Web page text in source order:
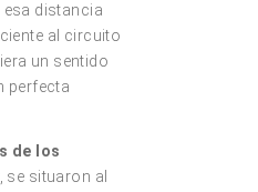
esa distancia
al circuito
un sentido
perfecta
de los
situaron al